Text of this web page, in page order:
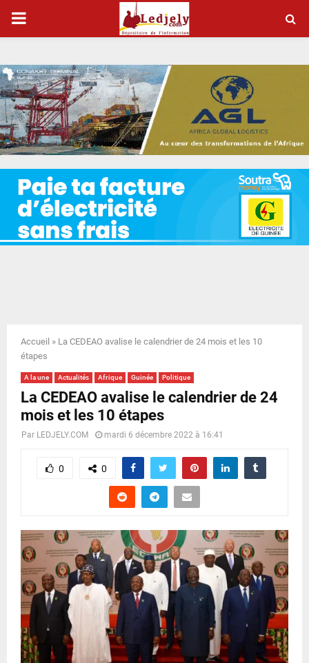
P
I
M
A
R
Y
N
U
Accueil » La CEDEAO avalise le calendrier de 24 mois et les 10
étapes
A la une Actualités Afrique Guinée Politique
La CEDEAO avalise le calendrier de 24
mois et les 10 étapes
Par LEDJELY.COM mardi 6 décembre 2022 à 16:41
0 0